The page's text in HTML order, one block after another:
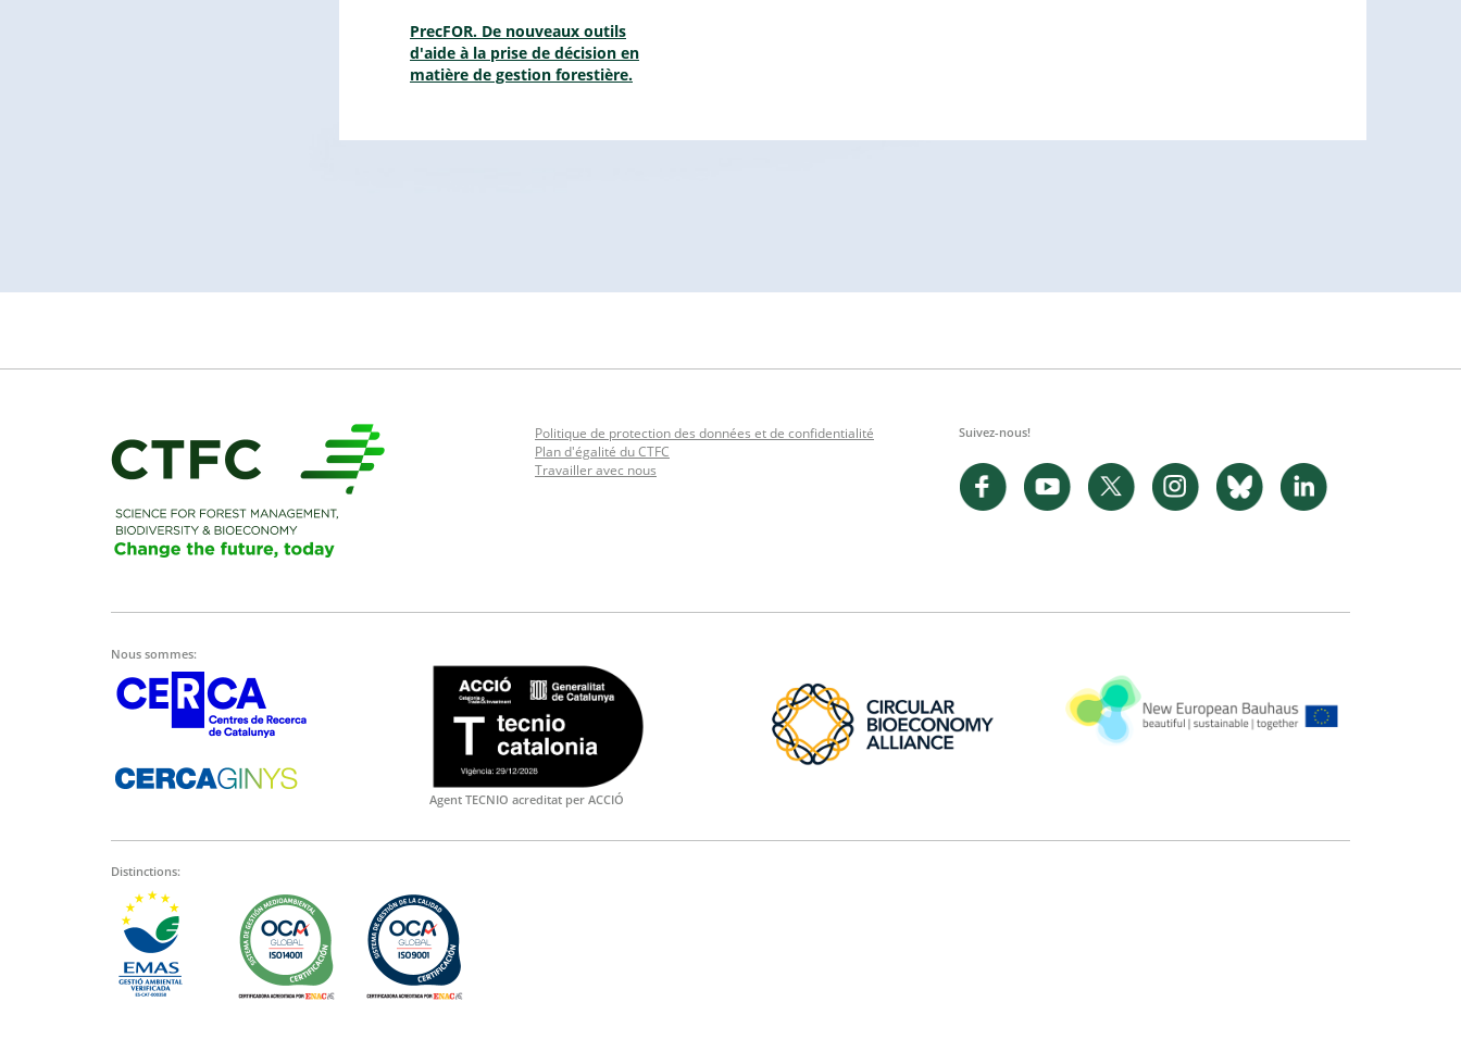
PrecFOR. De nouveaux outils
d'aide à la prise de décision en
matière de gestion forestière.
Politique de protection des données et de confidentialité
Plan d'égalité du CTFC
Travailler avec nous
Suivez-nous!
Nous sommes:
Agent TECNIO acreditat per ACCIÓ
Distinctions: